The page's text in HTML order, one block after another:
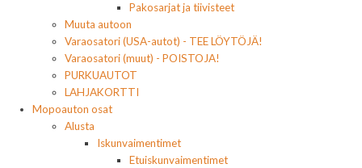
Pakosarjat ja tiivisteet
Muuta autoon
Varaosatori (USA-autot) - TEE LÖYTÖJÄ!
Varaosatori (muut) - POISTOJA!
PURKUAUTOT
LAHJAKORTTI
Mopoauton osat
Alusta
Iskunvaimentimet
Etuiskunvaimentimet